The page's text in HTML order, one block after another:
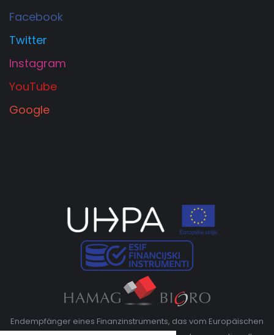
Facebook
Twitter
Instagram
YouTube
Google
Endempfänger eines Finanzinstruments, das vom Europäischen